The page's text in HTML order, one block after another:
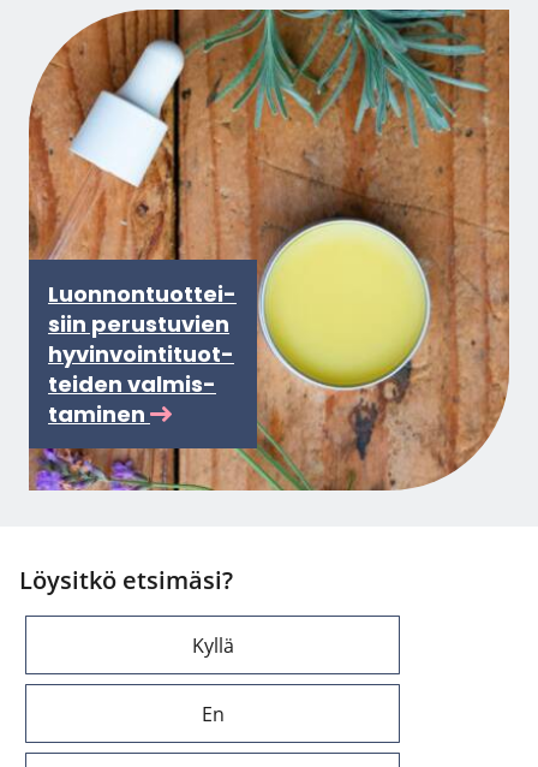
Luon­non­tuot­tei­
siin pe­rus­tu­vien
hy­vin­voin­ti­tuot­
tei­den val­mis­
ta­mi­nen
Löysitkö etsimäsi?
Kyllä
En